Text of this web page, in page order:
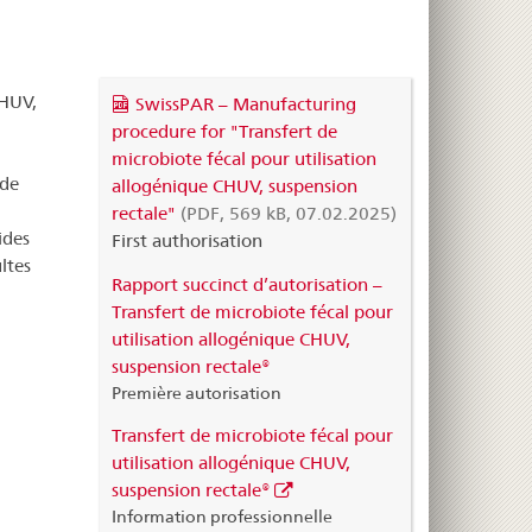
SwissPAR – Manufacturing
procedure for "Transfert de
microbiote fécal pour utilisation
allogénique CHUV, suspension
rectale" (PDF, 569 kB, 07.02.2025)
First authorisation
Rapport succinct d’autorisation –
Transfert de microbiote fécal pour
utilisation allogénique CHUV,
suspension rectale®
Première autorisation
Transfert de microbiote fécal pour
utilisation allogénique CHUV,
suspension rectale®
Information professionnelle